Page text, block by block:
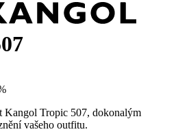
Kangol Tropic 507, dokonalým
vašeho outfitu.